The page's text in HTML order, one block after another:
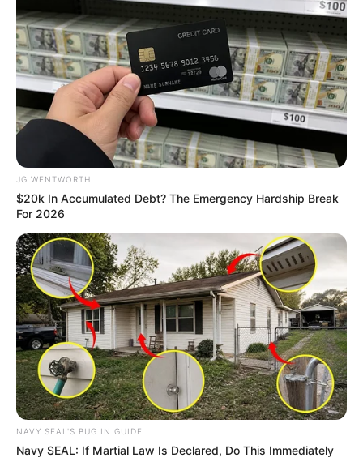
Why this ordinary drink is the secret to feeling
your best every day
You Wouldn't Believe It If It Wasn't Caught On
Camera!